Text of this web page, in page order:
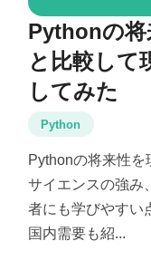
Pythonの将
と比較して
してみた
Python
Pythonの将来性を
サイエンスの強み
者にも学びやすい
国内需要も紹...